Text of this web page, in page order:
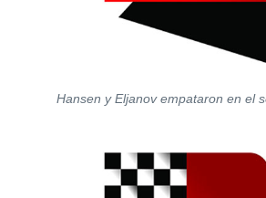
Hansen y Eljanov empataron en el